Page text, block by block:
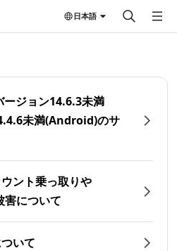
日本語
ージョン14.6.3未満
未満(Android)のサ
ント乗っ取りや
害について
いて